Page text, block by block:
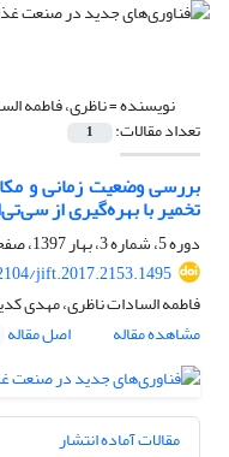
نویسنده =ناظری، فاطمه
تعداد مقالات: 1
بررسی وضعیت زمانی و
تخمیر با بهره‌گیری از
دوره 5، شماره 3، بهار 1397، صفحه
jift.2017.2153.1495
فاطمه السادات ناظری، مهدی
مشاهده مقاله
اصل مقاله
مقالات آماده انتشار